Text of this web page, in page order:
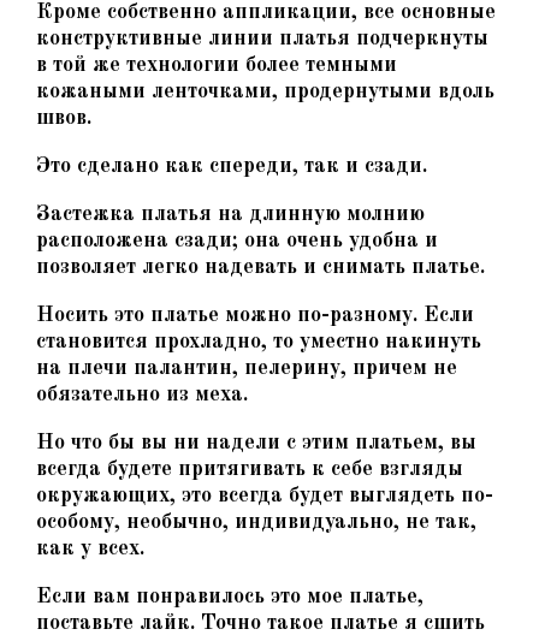
Кроме собственно аппликации, все основные
конструктивные линии платья подчеркнуты
в той же технологии более темными
кожаными ленточками, продернутыми вдоль
швов.
Это сделано как спереди, так и сзади.
Застежка платья на длинную молнию
расположена сзади; она очень удобна и
позволяет легко надевать и снимать платье.
Носить это платье можно по-разному. Если
становится прохладно, то уместно накинуть
на плечи палантин, пелерину, причем не
обязательно из меха.
Но что бы вы ни надели с этим платьем, вы
всегда будете притягивать к себе взгляды
окружающих, это всегда будет выглядеть по-
особому, необычно, индивидуально, не так,
как у всех.
Если вам понравилось это мое платье,
поставьте лайк. Точно такое платье я сшить